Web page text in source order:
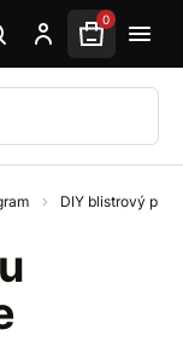
0
DIY blistrový